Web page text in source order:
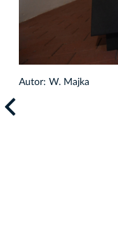
Autor: W. Majka